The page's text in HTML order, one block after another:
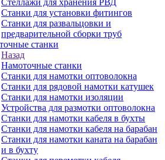
Стеллажи для хранения РВД
Станки для установки фитингов
Станки для развальцовки и
предварительной сборки труб
станки
Назад
Намоточные станки
Станки для намотки оптоволокна
Станки для рядовой намотки катушек
Станки для намотки изоляции
Устройства для размотки оптоволокна
Станки для намотки кабеля в бухты
Станки для намотки кабеля на барабан
Станки для намотки каната на барабан
и в бухту